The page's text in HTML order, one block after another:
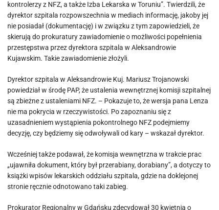
kontrolerzy z NFZ, a także Izba Lekarska w Toruniu”. Twierdzili, że
dyrektor szpitala rozpowszechnia w mediach informację, jakoby jej
nie posiadał (dokumentację) i w związku z tym zapowiedzieli, że
skierują do prokuratury zawiadomienie o możliwości popełnienia
przestępstwa przez dyrektora szpitala w Aleksandrowie
Kujawskim. Takie zawiadomienie złożyli.
Dyrektor szpitala w Aleksandrowie Kuj. Mariusz Trojanowski
powiedział w środę PAP, że ustalenia wewnętrznej komisji szpitalnej
są zbieżne z ustaleniami NFZ. – Pokazuje to, że wersja pana Lenza
nie ma pokrycia w rzeczywistości. Po zapoznaniu się z
uzasadnieniem wystąpienia pokontrolnego NFZ podejmiemy
decyzję, czy będziemy się odwoływali od kary – wskazał dyrektor.
Wcześniej także podawał, że komisja wewnętrzna w trakcie prac
„ujawniła dokument, który był przerabiany, dorabiany”, a dotyczy to
książki wpisów lekarskich oddziału szpitala, gdzie na doklejonej
stronie ręcznie odnotowano taki zabieg.
Prokurator Regionalny w Gdańsku zdecydował 30 kwietnia o